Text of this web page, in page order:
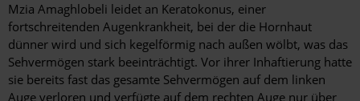
Mzia Amaghlobeli leidet an Keratokonus, einer
fortschreitenden Augenkrankheit, bei der die Hornhaut
dünner wird und sich kegelförmig nach außen wölbt, was das
Sehvermögen stark beeinträchtigt. Vor ihrer Inhaftierung hatte
sie bereits fast das gesamte Sehvermögen auf dem linken
Auge verloren und verfügte auf dem rechten Auge nur über